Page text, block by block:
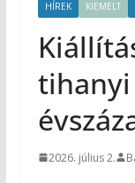
HÍREK KIEMELT
2026. július 2.